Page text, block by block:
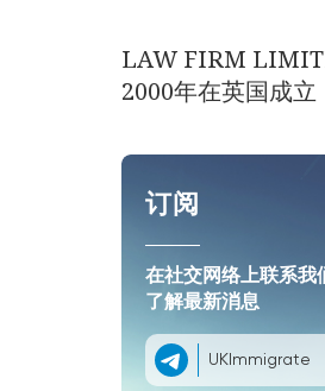
LAW FIRM
2000年在英国成立
订阅
在社交网络上联系我
了解最新消息
UKImmigrate